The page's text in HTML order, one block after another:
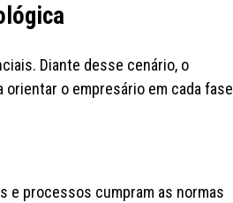
Diante desse cenário, o
orientar o empresário em cada fase
e processos cumpram as normas